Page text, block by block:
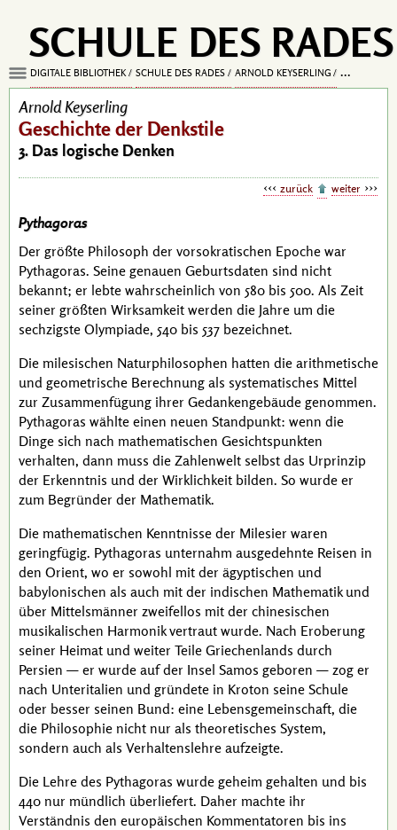
SCHULE DES RADES
DIGITALE BIBLIOTHEK SCHULE DES RADES ARNOLD KEYSERLING
Arnold Keyserling
Geschichte der Denkstile
3. Das logische Denken
zurück weiter
Pythagoras
Der größte Philosoph der vorsokratischen Epoche war
Pythagoras. Seine genauen Geburtsdaten sind nicht
bekannt; er lebte wahrscheinlich von 580 bis 500. Als Zeit
seiner größten Wirksamkeit werden die Jahre um die
sechzigste Olympiade, 540 bis 537 bezeichnet.
Die milesischen Naturphilosophen hatten die arithmetische
und geometrische Berechnung als systematisches Mittel
zur Zusammenfügung ihrer Gedankengebäude genommen.
Pythagoras wählte einen neuen Standpunkt: wenn die
Dinge sich nach mathematischen Gesichtspunkten
verhalten, dann muss die Zahlenwelt selbst das Urprinzip
der Erkenntnis und der Wirklichkeit bilden. So wurde er
zum Begründer der Mathematik.
Die mathematischen Kenntnisse der Milesier waren
geringfügig. Pythagoras unternahm ausgedehnte Reisen in
den Orient, wo er sowohl mit der ägyptischen und
babylonischen als auch mit der indischen Mathematik und
über Mittelsmänner zweifellos mit der chinesischen
musikalischen Harmonik vertraut wurde. Nach Eroberung
seiner Heimat und weiter Teile Griechenlands durch
Persien — er wurde auf der Insel Samos geboren — zog er
nach Unteritalien und gründete in Kroton seine Schule
oder besser seinen Bund: eine Lebensgemeinschaft, die
die Philosophie nicht nur als theoretisches System,
sondern auch als Verhaltenslehre aufzeigte.
Die Lehre des Pythagoras wurde geheim gehalten und bis
440 nur mündlich überliefert. Daher machte ihr
Verständnis den europäischen Kommentatoren bis ins